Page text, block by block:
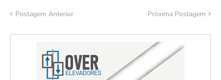
Postagem Anterior Próxima Postagem